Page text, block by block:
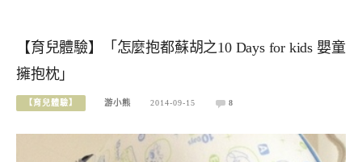
【育兒體驗】「怎麼抱都蘇胡之10 Days for kids 嬰童
擁抱枕」
【育兒體驗】 游小熊 2014-09-15 8